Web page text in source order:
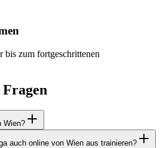
bis zum fortgeschrittenen
Wien?
auch online von Wien aus trainieren?